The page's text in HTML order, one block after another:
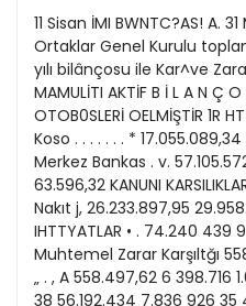
Evleniyoruz
Güney Dogu
Kitap Eki
Özel Ekler
Özel Okullar
Sevgililer Günü
Siyaset Eki
1991
1990
1989
1988
1987
1986
1985
19
20
21
22
23
24
25
26
11 Sisan İMI BWNTC?AS! A.
Ortaklar Genel Kurulu
yılı bilânçosu ile Kar^ve
MAMULİTI AKTİF B İ L A N Ç O
OTOB0SLERİ OELMİŞTİR 1R
Koso . . . . . . . *
Merkez Bankas . v.
63.596,32 KANUNI
Nakıt j, 26.233.897,95
IHTTYATLAR • . 74.240 439
Muhtemel Zarar Karşıltğı
„ . , A 558.497,62 6 398.716
38 56.192.434 7.836 926